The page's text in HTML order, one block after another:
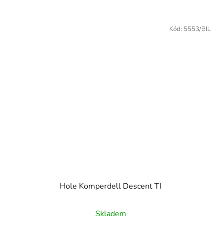
Hole Komperdell Descent TI
Skladem
Kód: 5553/BIL